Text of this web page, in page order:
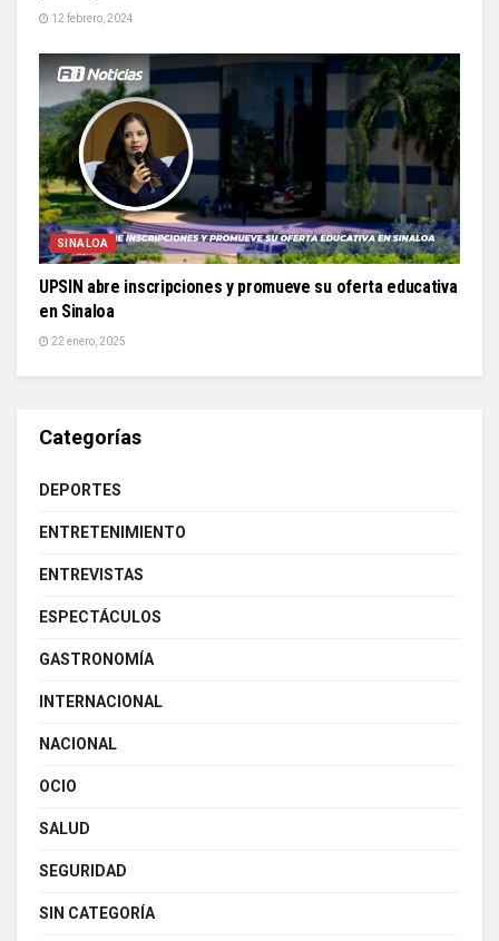
12 febrero, 2024
SINALOA
UPSIN abre inscripciones y promueve su oferta educativa
en Sinaloa
22 enero, 2025
Categorías
DEPORTES
ENTRETENIMIENTO
ENTREVISTAS
ESPECTÁCULOS
GASTRONOMÍA
INTERNACIONAL
NACIONAL
OCIO
SALUD
SEGURIDAD
SIN CATEGORÍA